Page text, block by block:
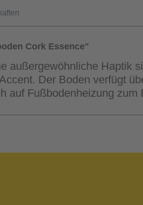
Cork Essence"
außergewöhnliche Haptik
Der Boden verfügt
auf Fußbodenheizung zum